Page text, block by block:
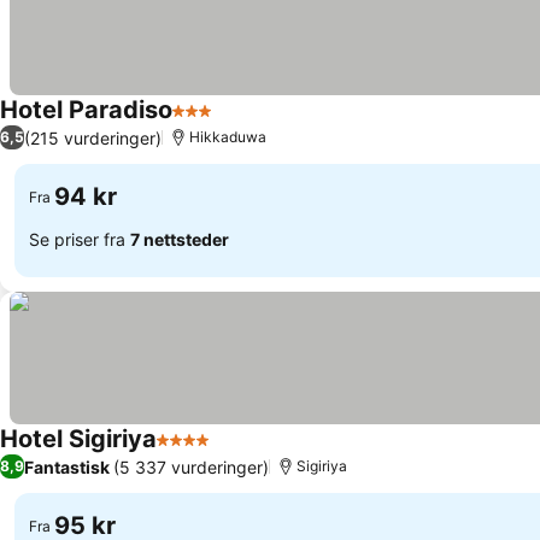
Hotel Paradiso3 Stjerner
6,5(215 vurderinger) Hikkaduwa
Fra 94 kr
Se priser fra 7 nettsteder
Hotel Sigiriya4 StjernerSe priser
8,9Fantastisk (5 337 vurderinger) Sigiriya
Fra 95 kr